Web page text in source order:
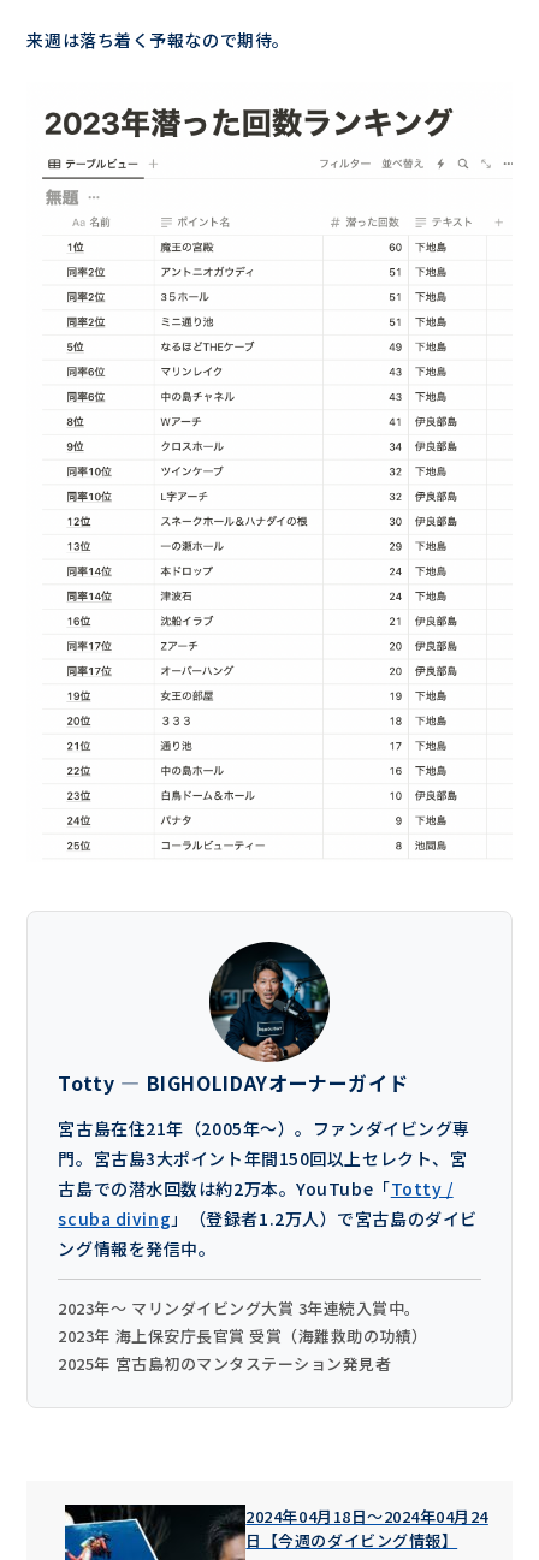
来週は落ち着く予報なので期待。
Totty — BIGHOLIDAYオーナーガイド
宮古島在住21年（2005年〜）。ファンダイビング専
門。宮古島3大ポイント年間150回以上セレクト、宮
古島での潜水回数は約2万本。YouTube「Totty /
scuba diving 」（登録者1.2万人）で宮古島のダイビ
ング情報を発信中。
2023年〜 マリンダイビング大賞 3年連続入賞中。
2023年 海上保安庁長官賞 受賞（海難救助の功績）
2025年 宮古島初のマンタステーション発見者
2024年04月18日〜2024年04月24
日【今週のダイビング情報】